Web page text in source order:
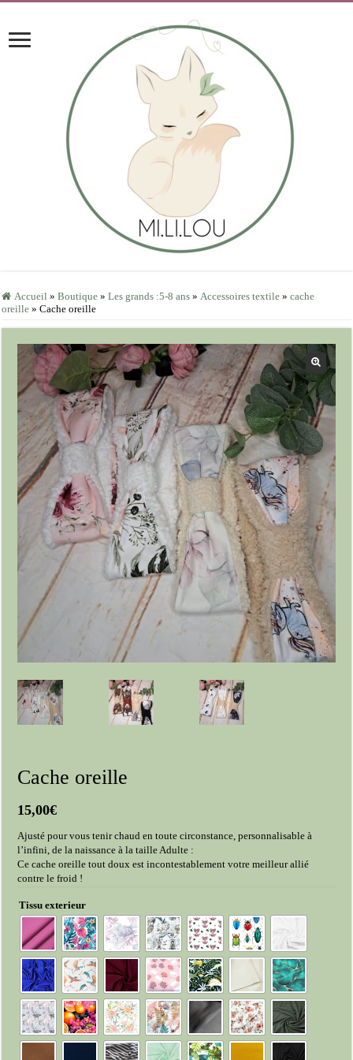
Accueil » Boutique » Les grands :5-8 ans » Accessoires textile » cache
oreille » Cache oreille
Cache oreille
15,00€
Ajusté pour vous tenir chaud en toute circonstance, personnalisable à
l’infini, de la naissance à la taille Adulte :
Ce cache oreille tout doux est incontestablement votre meilleur allié
contre le froid !
Tissu exterieur